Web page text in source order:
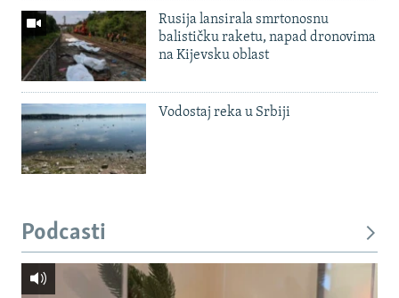
Rusija lansirala smrtonosnu
balističku raketu, napad dronovima
na Kijevsku oblast
Vodostaj reka u Srbiji
Podcasti